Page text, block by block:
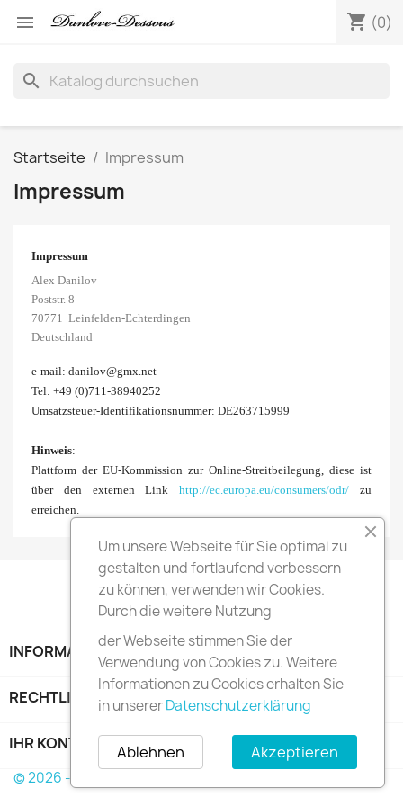
 shopping_cart (0)
search
Startseite Impressum
Impressum
Impressum
Alex Danilov
Poststr. 8
70771 Leinfelden-Echterdingen
Deutschland
e-mail: danilov@gmx.net
Tel: +49 (0)711-38940252
Umsatzsteuer-Identifikationsnummer: DE263715999
Hinweis:
Plattform der EU-Kommission zur Online-Streitbeilegung, diese ist
über den externen Linkhttp://ec.europa.eu/consumers/odr/ zu
erreichen.
INFORMATION
RECHTLICHE HINWEISE
IHR KONTO
© 2026 - Shop-Software von PrestaShop™
Um unsere Webseite für Sie optimal zu
gestalten und fortlaufend verbessern
zu können, verwenden wir Cookies.
Durch die weitere Nutzung
der Webseite stimmen Sie der
Verwendung von Cookies zu. Weitere
Informationen zu Cookies erhalten Sie
in unsererDatenschutzerklärung
Akzeptieren
Ablehnen